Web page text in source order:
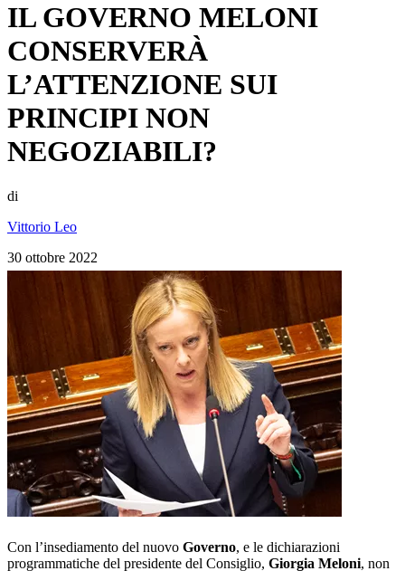
IL GOVERNO MELONI
CONSERVERÀ
L’ATTENZIONE SUI
PRINCIPI NON
NEGOZIABILI?
di
Vittorio Leo
30 ottobre 2022
Con l’insediamento del nuovo Governo, e le dichiarazioni
programmatiche del presidente del Consiglio, Giorgia Meloni, non